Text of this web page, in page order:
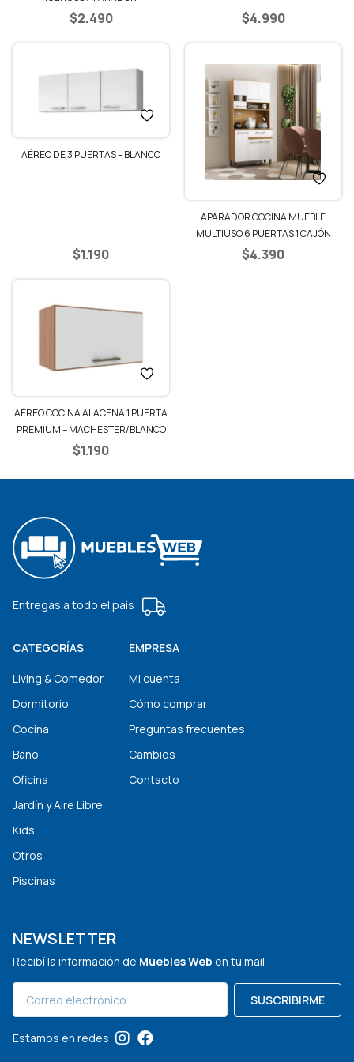
DEMOLICION/BLANCO
$2.490 $4.990
AÉREO DE 3 PUERTAS – BLANCO
$1.190
APARADOR COCINA MUEBLE
MULTIUSO 6 PUERTAS 1 CAJÓN
ESTANTES – BLANCO/MIEL
$4.390
AÉREO COCINA ALACENA 1 PUERTA
PREMIUM – MACHESTER/BLANCO
$1.190
Entregas a todo el país
CATEGORÍAS
Living & Comedor
Dormitorio
Cocina
Baño
Oficina
Jardín y Aire Libre
Kids
Otros
Piscinas
EMPRESA
Mi cuenta
Cómo comprar
Preguntas frecuentes
Cambios
Contacto
NEWSLETTER
Recibí la información de Muebles Web en tu mail
SUSCRIBIRME
Estamos en redes